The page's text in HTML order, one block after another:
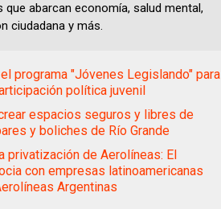
que abarcan economía, salud mental,
ciudadana y más.
programa "Jóvenes Legislando" para
política juvenil
espacios seguros y libres de
y boliches de Río Grande
privatización de Aerolíneas: El
con empresas latinoamericanas
Argentinas